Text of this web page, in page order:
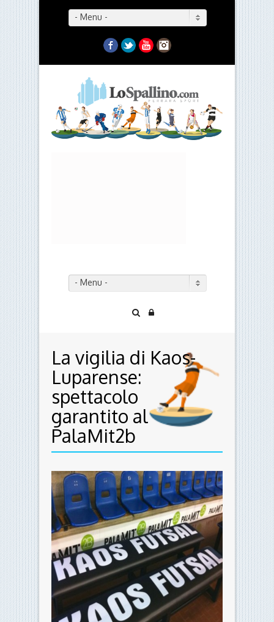
- Menu -
Facebook
TwitterYouTubeInstagram
- Menu -
La vigilia di Kaos-
Luparense:
spettacolo
garantito al
PalaMit2b